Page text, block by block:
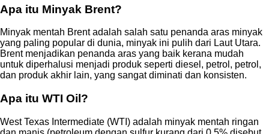
Apa itu Minyak Brent?
Minyak mentah Brent adalah salah satu penanda aras minyak
yang paling popular di dunia, minyak ini pulih dari Laut Utara.
Brent menjadikan penanda aras yang baik kerana mudah
untuk diperhalusi menjadi produk seperti diesel, petrol, petrol,
dan produk akhir lain, yang sangat diminati dan konsisten.
Apa itu WTI Oil?
West Texas Intermediate (WTI) adalah minyak mentah ringan